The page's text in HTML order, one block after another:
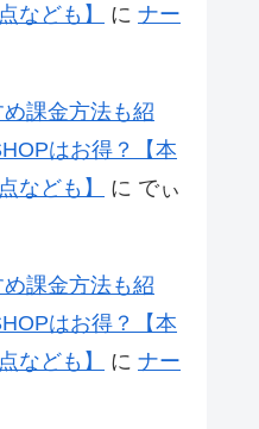
なども】
に ナー
課金方法も紹
はお得？【本
なども】
に でぃ
課金方法も紹
はお得？【本
なども】
に ナー